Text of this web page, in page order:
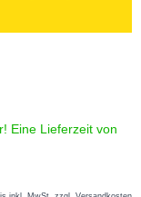
Eine Lieferzeit von